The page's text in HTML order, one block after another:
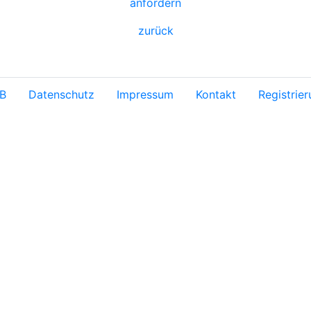
anfordern
zurück
Datenschutz Impressum Kontakt